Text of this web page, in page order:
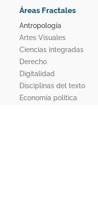
Áreas Fractales
Antropología
Artes Visuales
Ciencias integradas
Derecho
Digitalidad
Disciplinas del texto
Economía política